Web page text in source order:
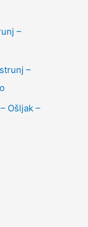
–
–
Ošljak –